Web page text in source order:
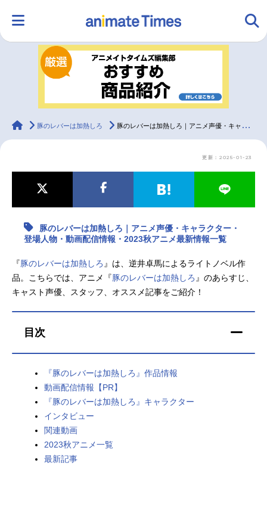
ランキング アニメ
ラジオ みんなの声
最新記事一覧
アニメ記事一覧 声優記事一覧
アニメ映画一覧 実写化映画一覧
今期アニメ曜日別一覧
春アニメ
男性声優/女性声優一覧
animateTimes
豚のレバーは加熱しろ 豚のレバーは加熱しろ｜アニメ声優・キャラクター・登場人物・動画配信情報・2023秋アニメ最新情報一覧
更新：2025-01-23
豚のレバーは加熱しろ｜アニメ声優・キャラクター・
登場人物・動画配信情報・2023秋アニメ最新情報一覧
『豚のレバーは加熱しろ 』は、逆井卓馬によるライトノベル作
品。こちらでは、アニメ『豚のレバーは加熱しろ 』のあらすじ、
キャスト声優、スタッフ、オススメ記事をご紹介！
目次
『豚のレバーは加熱しろ』作品情報
動画配信情報【PR】
『豚のレバーは加熱しろ』キャラクター
インタビュー
関連動画
2023秋アニメ一覧
最新記事